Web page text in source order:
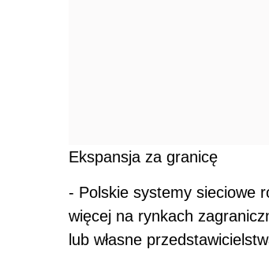
Ekspansja za granicę
- Polskie systemy sieciowe
więcej na rynkach
lub własne